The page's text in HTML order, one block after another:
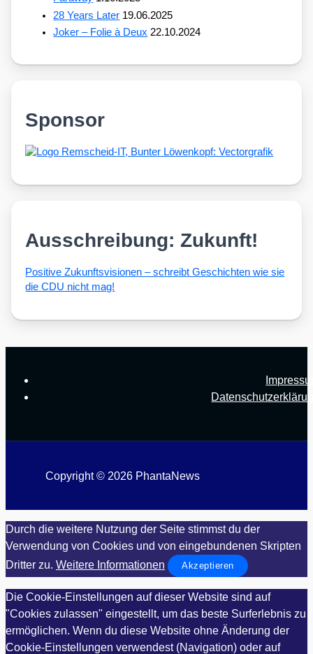
28 Years Later 19.06.2025
Joker – Folie à Deux 22.10.2024
Sponsor
Ausschreibung: Zukunft!
Posi­ti­ve Zukunfts­vi­sio­nen – schreibt Geschich­ten wie sie
die CDU nicht mag!
Copyright © 2026 PhantaNews
Durch die weitere Nutzung der Seite stimmst du der
Verwendung von Cookies und von eingebundenen Skripten
Dritter zu. Weitere Informationen Akzeptieren
Die Cookie-Einstellungen auf dieser Website sind auf
"Cookies zulassen" eingestellt, um das beste Surferlebnis zu
ermöglichen. Wenn du diese Website ohne Änderung der
Cookie-Einstellungen verwendest (Navigation) oder auf